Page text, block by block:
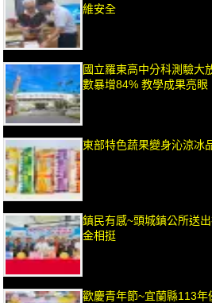
維安全
國立羅東高中分科測驗
數暴增84% 教學成果亮眼
東部特色蔬果變身沁涼
鎮民有感~頭城鎮公所送
金相挺
歡慶青年節~宜蘭縣113年